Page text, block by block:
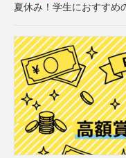
夏休み！学生におすすめ